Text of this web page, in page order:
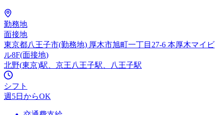
勤務地
面接地
東京都八王子市(勤務地) 厚木市旭町一丁目27-6 本厚木マイビ
ル8F(面接地)
北野(東京)駅、京王八王子駅、八王子駅
シフト
週5日からOK